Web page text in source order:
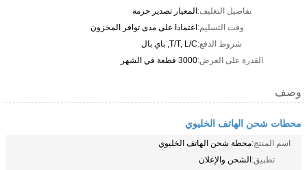
تفاصيل التغليف:المعيار تصدير حزمة
وقت التسليم:اعتمادا على مدى توافر المخزون
شروط الدفع:T/T, L/C, باي بال
القدرة على العرض:3000 قطعة في الشهر
وصف
محطات شحن الهاتف الخليوي
اسم المنتج:محطة شحن الهاتف الخليوي
تطبيق:الشحن والإعلان